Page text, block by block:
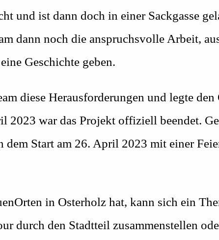
und ist dann doch in einer Sackgasse
dann noch die anspruchsvolle Arbeit,
Geschichte geben.
diese Herausforderungen und legte
2023 war das Projekt offiziell beendet.
dem Start am 26. April 2023 mit einer
in Osterholz hat, kann sich ein
durch den Stadtteil zusammenstellen